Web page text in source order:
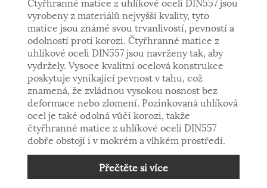
vyrobeny z materiálů nejvyšší kvality, tyto
matice jsou známé svou trvanlivostí, pevností a
odolností proti korozi. Čtyřhranné matice z
uhlíkové oceli DIN557 jsou navrženy tak, aby
vydržely. Vysoce kvalitní ocelová konstrukce
poskytuje vynikající pevnost v tahu, což
znamená, že zvládnou vysokou nosnost bez
deformace nebo zlomení. Pozinkovaná uhlíková
ocel je také odolná vůči korozi, takže
čtyřhranné matice z uhlíkové oceli DIN557
dobře obstojí i v mokrém a vlhkém prostředí.
Přečtěte si více